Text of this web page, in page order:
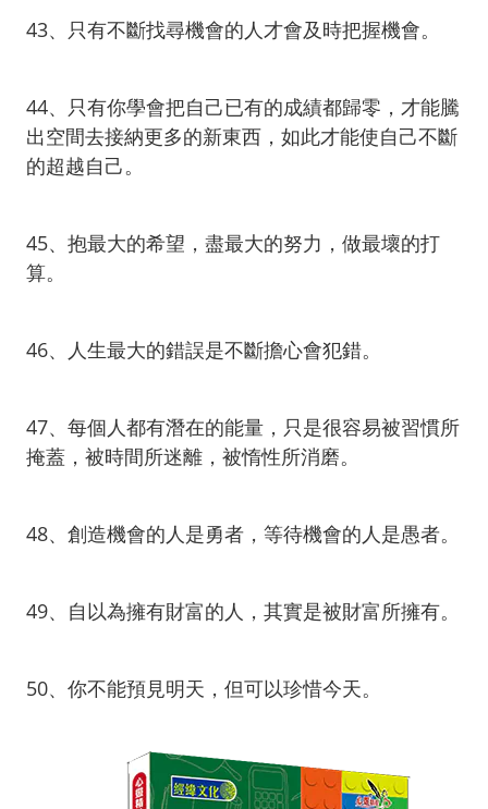
43、只有不斷找尋機會的人才會及時把握機會。
44、只有你學會把自己已有的成績都歸零，才能騰
出空間去接納更多的新東西，如此才能使自己不斷
的超越自己。
45、抱最大的希望，盡最大的努力，做最壞的打
算。
46、人生最大的錯誤是不斷擔心會犯錯。
47、每個人都有潛在的能量，只是很容易被習慣所
掩蓋，被時間所迷離，被惰性所消磨。
48、創造機會的人是勇者，等待機會的人是愚者。
49、自以為擁有財富的人，其實是被財富所擁有。
50、你不能預見明天，但可以珍惜今天。